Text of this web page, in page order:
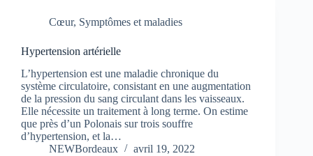
Cœur, Symptômes et maladies
Hypertension artérielle
L’hypertension est une maladie chronique du
système circulatoire, consistant en une augmentation
de la pression du sang circulant dans les vaisseaux.
Elle nécessite un traitement à long terme. On estime
que près d’un Polonais sur trois souffre
d’hypertension, et la…
NEWBordeaux
avril 19, 2022